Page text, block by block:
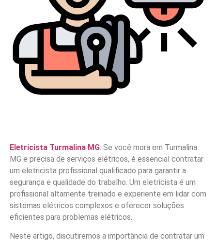
Eletricista Turmalina MG: Se você mora em Turmalina
MG e precisa de serviços elétricos, é essencial contratar
um eletricista profissional qualificado para garantir a
segurança e qualidade do trabalho. Um eletricista é um
profissional altamente treinado e experiente em lidar com
sistemas elétricos complexos e oferecer soluções
eficientes para problemas elétricos.
Neste artigo, discutiremos a importância de contratar um